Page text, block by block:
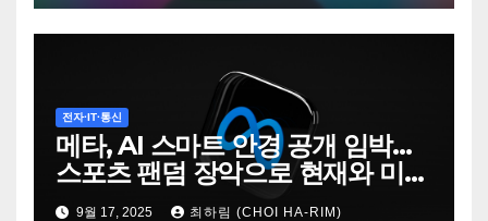
전자·IT·통신
메타, AI 스마트 안경 공개 임박…
스포츠 팬덤 장악으로 현재와 미래
동시 공략
9월 17, 2025 최하림 (CHOI HA-RIM)